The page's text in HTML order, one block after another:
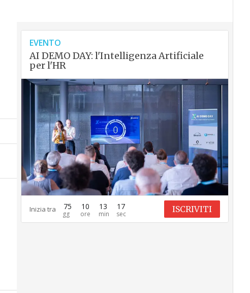
EVENTO
AI DEMO DAY: l'Intelligenza Artificiale
per l'HR
Inizia tra 75 10 13 16 ISCRIVITI